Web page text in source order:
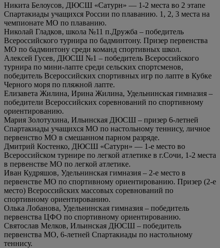
Никита Белоусов, ДЮСШ «Сатурн» — 1-2 места во 2 этапе
Спартакиады учащихся России по плаванию. 1, 2, 3 места на
чемпионате МО по плаванию.
Николай Гладков, школа №11 п.Дружба – победитель
Всероссийского турнира по бадминтону. Призер первенства
МО по бадминтону среди команд спортивных школ.
Алексей Гусев, ДЮСШ №1 – победитель Всероссийского
турнира по мини-лапте среди сельских спортсменов,
победитель Всероссийских спортивных игр по лапте в Кубке
Черного моря по пляжной лапте.
Елизавета Жилина, Ирина Жилина, Удельнинская гимназия –
победители Всероссийских соревнований по спортивному
ориентированию.
Мария Золотухина, Ильинская ДЮСШ – призер 6-летней
Спартакиады учащихся МО по настольному теннису, личное
первенство МО в смешанном парном разряде.
Дмитрий Костенко, ДЮСШ «Сатурн» — 1-е место во
Всероссийском турнире по легкой атлетике в г.Сочи, 1-2 места
в первенстве МО по легкой атлетике.
Иван Кудряшов, Удельнинская гимназия – 2-е место в
первенстве МО по спортивному ориентированию. Призер (2-е
место) Всероссийских массовых соревнований по
спортивному ориентированию.
Олька Лобанова, Удельнинская гимназия – победитель
первенства ЦФО по спортивному ориентированию.
Святослав Мелков, Ильинская ДЮСШ – победитель
первенства МО, 6-летней Спартакиады по настольному
теннису.